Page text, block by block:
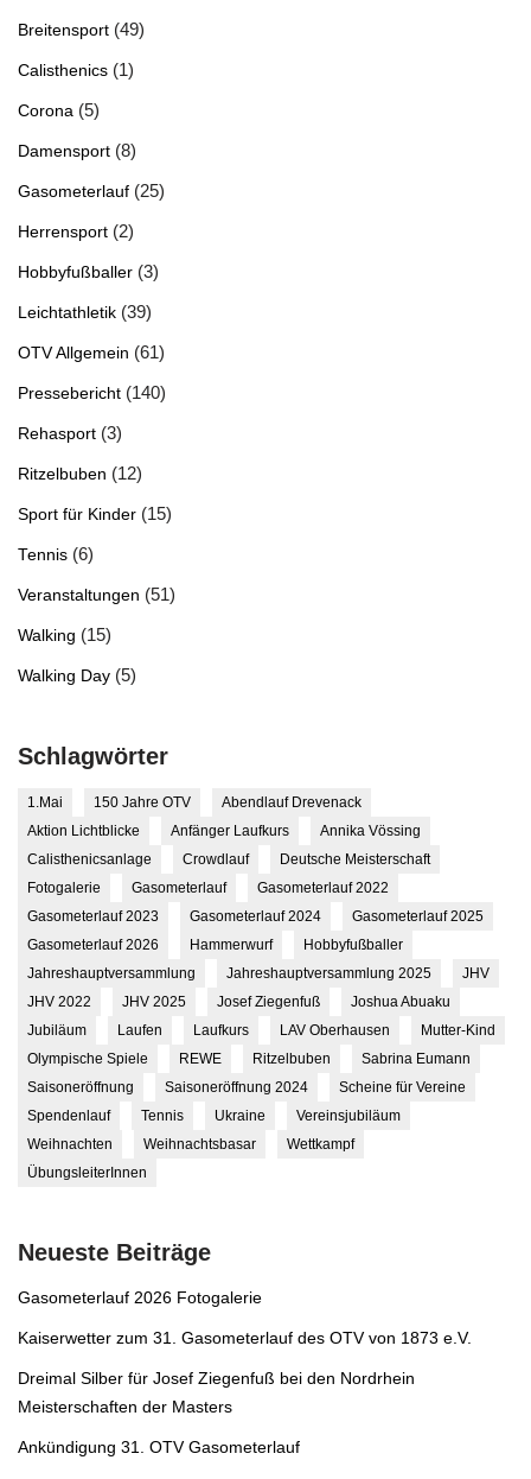
Breitensport (49)
Calisthenics (1)
Corona (5)
Damensport (8)
Gasometerlauf (25)
Herrensport (2)
Hobbyfußballer (3)
Leichtathletik (39)
OTV Allgemein (61)
Pressebericht (140)
Rehasport (3)
Ritzelbuben (12)
Sport für Kinder (15)
Tennis (6)
Veranstaltungen (51)
Walking (15)
Walking Day (5)
Schlagwörter
1.Mai 150 Jahre OTV
Abendlauf Drevenack
Aktion Lichtblicke
Anfänger Laufkurs
Annika Vössing
Calisthenicsanlage
Crowdlauf
Deutsche Meisterschaft
Fotogalerie
Gasometerlauf
Gasometerlauf 2022
Gasometerlauf 2023
Gasometerlauf 2024
Gasometerlauf 2025
Gasometerlauf 2026
Hammerwurf
Hobbyfußballer
Jahreshauptversammlung
Jahreshauptversammlung 2025
JHV
JHV 2022
JHV 2025 Josef Ziegenfuß
Joshua Abuaku
Jubiläum
Laufen Laufkurs LAV Oberhausen
Mutter-Kind
Olympische Spiele
REWE Ritzelbuben
Sabrina Eumann
Saisoneröffnung
Saisoneröffnung 2024
Scheine für Vereine
Spendenlauf
Tennis Ukraine
Vereinsjubiläum
Weihnachten
Weihnachtsbasar
Wettkampf
ÜbungsleiterInnen
Neueste Beiträge
Gasometerlauf 2026 Fotogalerie
Kaiserwetter zum 31. Gasometerlauf des OTV von 1873 e.V.
Dreimal Silber für Josef Ziegenfuß bei den Nordrhein
Meisterschaften der Masters
Ankündigung 31. OTV Gasometerlauf